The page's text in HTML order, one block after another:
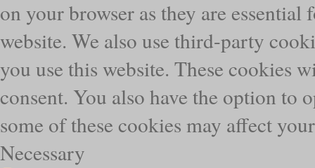
on your browser as they are
website. We also use third-party
you use this website. These cookies
consent. You also have the option
some of these cookies may affect
Necessary